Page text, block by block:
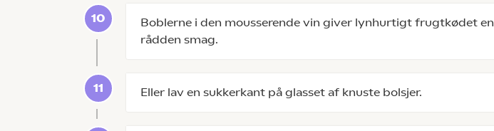
Boblerne i den mousserende vin giver lynhurtigt frugtkødet en
rådden smag.
Eller lav en sukkerkant på glasset af knuste bolsjer.